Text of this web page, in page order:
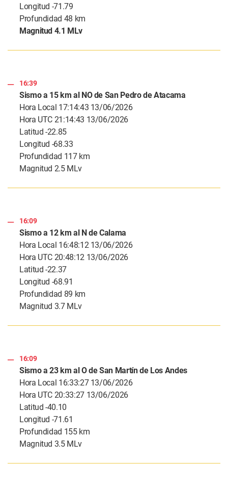
Longitud -71.79
Profundidad 48 km
Magnitud 4.1 MLv
16:39
Sismo a 15 km al NO de San Pedro de Atacama
Hora Local 17:14:43 13/06/2026
Hora UTC 21:14:43 13/06/2026
Latitud -22.85
Longitud -68.33
Profundidad 117 km
Magnitud 2.5 MLv
16:09
Sismo a 12 km al N de Calama
Hora Local 16:48:12 13/06/2026
Hora UTC 20:48:12 13/06/2026
Latitud -22.37
Longitud -68.91
Profundidad 89 km
Magnitud 3.7 MLv
16:09
Sismo a 23 km al O de San Martín de Los Andes
Hora Local 16:33:27 13/06/2026
Hora UTC 20:33:27 13/06/2026
Latitud -40.10
Longitud -71.61
Profundidad 155 km
Magnitud 3.5 MLv